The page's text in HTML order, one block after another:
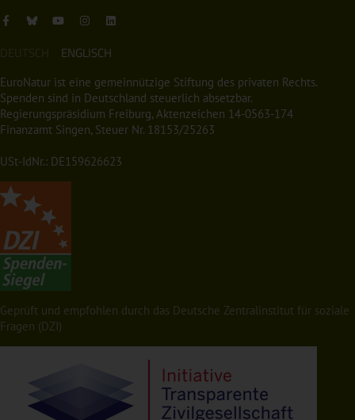
DEUTSCH ENGLISCH
EuroNatur ist eine gemeinnützige Stiftung des privaten Rechts.
Spenden sind in Deutschland steuerlich absetzbar.
Regierungspräsidium Freiburg, Aktenzeichen 14-0563-174
Finanzamt Singen, Steuer Nr. 18153/25263
USt-IdNr.: DE159626623
Geprüft und empfohlen durch das Deutsche Zentralinstitut für soziale
Fragen (DZI)